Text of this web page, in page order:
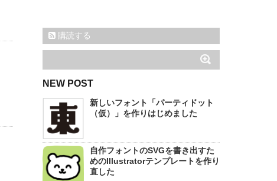
購読する
NEW POST
新しいフォント「パーティドット
（仮）」を作りはじめました
自作フォントのSVGを書き出すた
めのIllustratorテンプレートを作り
直した